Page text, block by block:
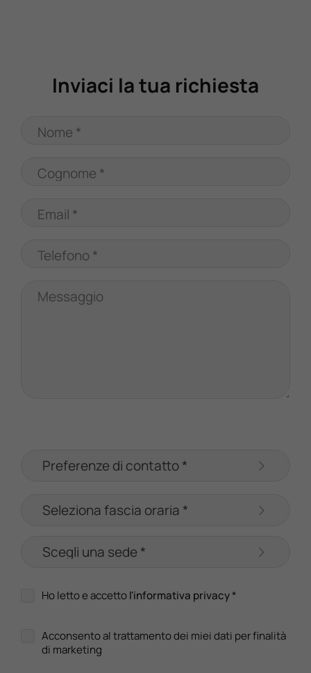
Inviaci la tua richiesta
Nome *
Cognome *
Email *
Telefono *
Messaggio
Ho letto e accettol'informativa privacy*
Acconsento al trattamento dei miei dati per finalità
di marketing